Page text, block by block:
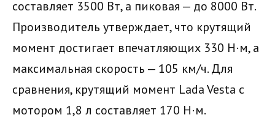
составляет 3500 Вт, а пиковая — до 8000 Вт.
Производитель утверждает, что крутящий
момент достигает впечатляющих 330 Н·м, а
максимальная скорость — 105 км/ч. Для
сравнения, крутящий момент Lada Vesta с
мотором 1,8 л составляет 170 Н·м.